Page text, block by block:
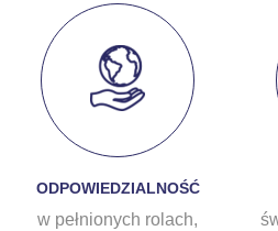
ODPOWIEDZIALNOŚĆ
w pełnionych rolach,